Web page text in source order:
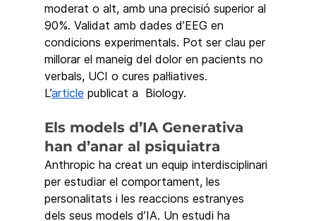
moderat o alt, amb una precisió superior al
90%. Validat amb dades d’EEG en
condicions experimentals. Pot ser clau per
millorar el maneig del dolor en pacients no
verbals, UCI o cures pal·liatives.
L’article publicat a  Biology.
Els models d’IA Generativa
han d’anar al psiquiatra
Anthropic ha creat un equip interdisciplinari
per estudiar el comportament, les
personalitats i les reaccions estranyes
dels seus models d’IA. Un estudi ha